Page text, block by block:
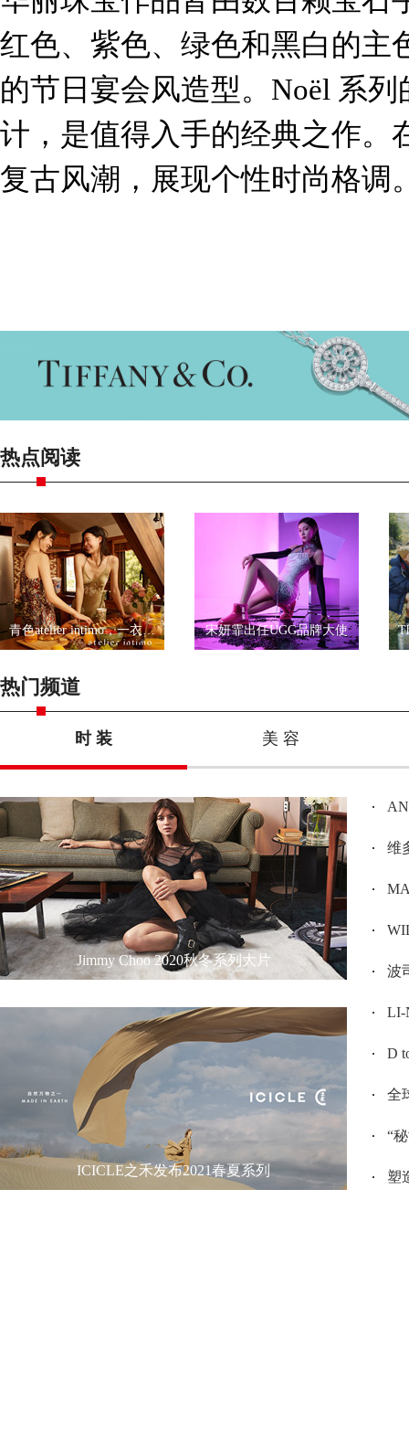
红色、紫色、绿色和黑白的主
的节日宴会风造型。Noël 系
计，是值得入手的经典之作。
复古风潮，展现个性时尚格调
热点阅读
青色atelier intimo，一衣一带尽显优雅 宋妍霏出任UGG品牌大使
热门频道
时 装 美 容
Jimmy Choo 2020秋冬系列大片
ICICLE之禾发布2021春夏系列
维
波
LI-
D
全
“
塑